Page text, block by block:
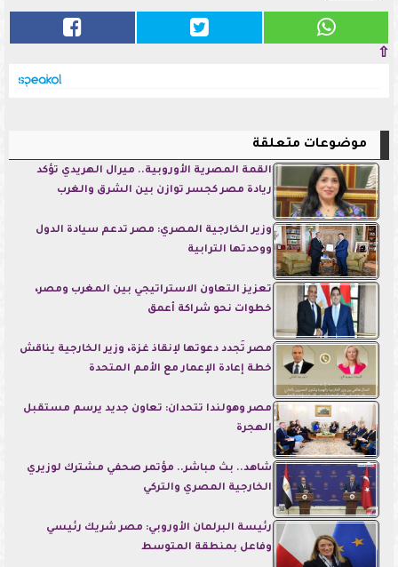
⇧
موضوعات متعلقة
القمة المصرية الأوروبية.. ميرال الهريدي تؤكد
ريادة مصر كجسر توازن بين الشرق والغرب
وزير الخارجية المصري: مصر تدعم سيادة الدول
ووحدتها الترابية
تعزيز التعاون الاستراتيجي بين المغرب ومصر،
خطوات نحو شراكة أعمق
مصر تُجدد دعوتها لإنقاذ غزة، وزير الخارجية يناقش
خطة إعادة الإعمار مع الأمم المتحدة
مصر وهولندا تتحدان: تعاون جديد يرسم مستقبل
الهجرة
شاهد.. بث مباشر.. مؤتمر صحفي مشترك لوزيري
الخارجية المصري والتركي
رئيسة البرلمان الأوروبي: مصر شريك رئيسي
وفاعل بمنطقة المتوسط